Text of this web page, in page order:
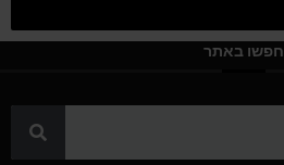
חפשו באתר